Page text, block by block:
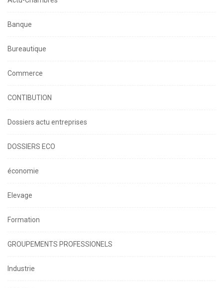
Banque
Bureautique
Commerce
CONTIBUTION
Dossiers actu entreprises
DOSSIERS ECO
économie
Elevage
Formation
GROUPEMENTS PROFESSIONELS
Industrie